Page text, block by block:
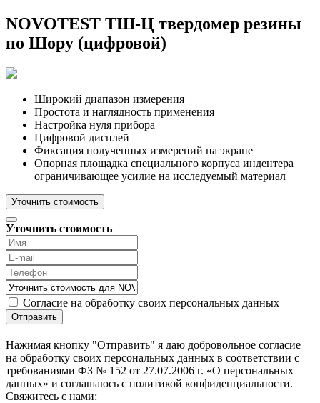
NOVOTEST ТШ-Ц твердомер резины
по Шору (цифровой)
Широкий диапазон измерения
Простота и наглядность применения
Настройка нуля прибора
Цифровой дисплей
Фиксация полученных измерений на экране
Опорная площадка специального корпуса индентера
ограничивающее усилие на исследуемый материал
Уточнить стоимость
Уточнить стоимость
Согласие на обработку своих персональных данных
Отправить
Нажимая кнопку "Отправить" я даю добровольное согласие
на обработку своих персональных данных в соответствии с
требованиями ФЗ № 152 от 27.07.2006 г. «О персональных
данных» и соглашаюсь с политикой конфиденциальности.
Cвяжитесь с нами: